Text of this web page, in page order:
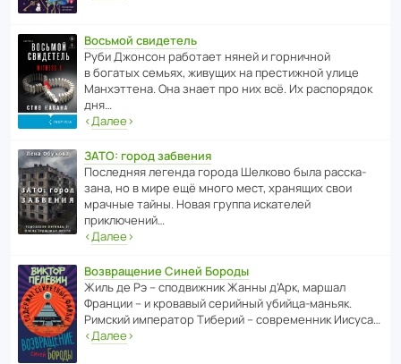
Восьмой свидетель
Руби Джонсон рабо­тает няней и горни­чной
в богатых семьях, живущих на прес­ти­жной улице
Манх­эт­тена. Она знает про них всё. Их распо­рядок
дня…
‹Далее›
ЗАТО: город забвения
После­дняя легенда города Шелково была расска­
зана, но в мире ещё много мест, хранящих свои
мрачные тайны. Новая группа иска­телей
приключений…
‹Далее›
Возвращение Синей Бороды
Жиль де Рэ – спод­ви­жник Жанны д’Арк, маршал
Франции – и кровавый серийный убийца-маньяк.
Римский импе­ратор Тиберий – совре­менник Иисуса…
‹Далее›